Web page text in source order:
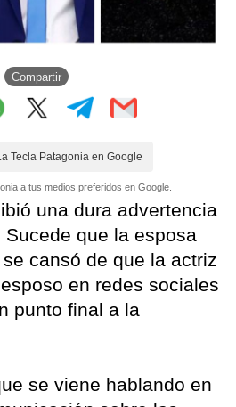
Compartir
Tecla Patagonia en Google
a tus medios preferidos en Google.
una dura advertencia
que la esposa
cansó de que la actriz
en redes sociales
punto final a la
se viene hablando en